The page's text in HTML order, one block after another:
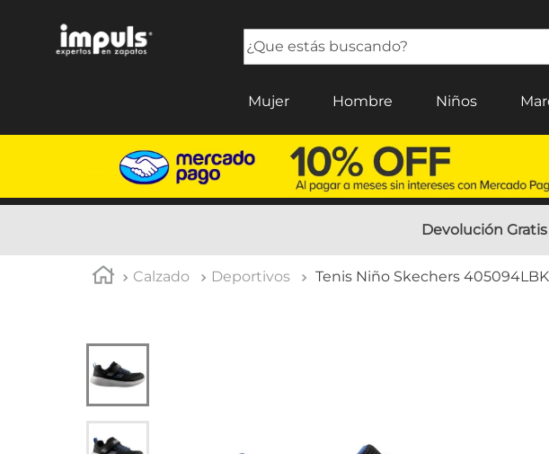
Mujer Hombre Niños
Devolución Gratis
Calzado Deportivos Tenis Niño Skechers
tenis mujer
tenis hombre